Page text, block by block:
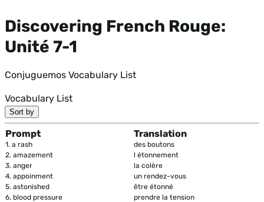
Discovering French Rouge:
Unité 7-1
Conjuguemos Vocabulary List
Vocabulary List
Sort by
Prompt Translation
1. a rash
des boutons
2. amazement
l étonnement
3. anger
la colère
4. appoinment
un rendez-vous
5. astonished
être étonné
6. blood pressure
prendre la tension